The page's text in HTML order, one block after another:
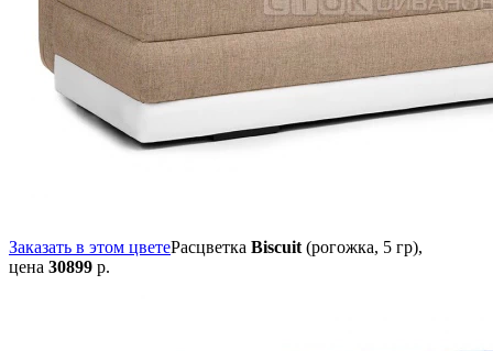
Заказать в этом цветеРасцветка Biscuit(рогожка, 5 гр),
цена 30899 р.